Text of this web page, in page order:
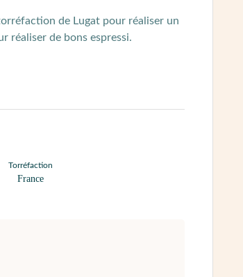
de Lugat pour réaliser un
réaliser de bons espressi.
Torréfaction
France